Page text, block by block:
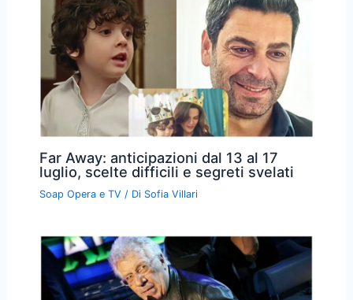
Far Away: anticipazioni dal 13 al 17
luglio, scelte difficili e segreti svelati
Soap Opera e TV / Di Sofia Villari